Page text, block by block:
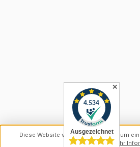
✕
Diese Website verwendet Cookies, um
können.Mehr